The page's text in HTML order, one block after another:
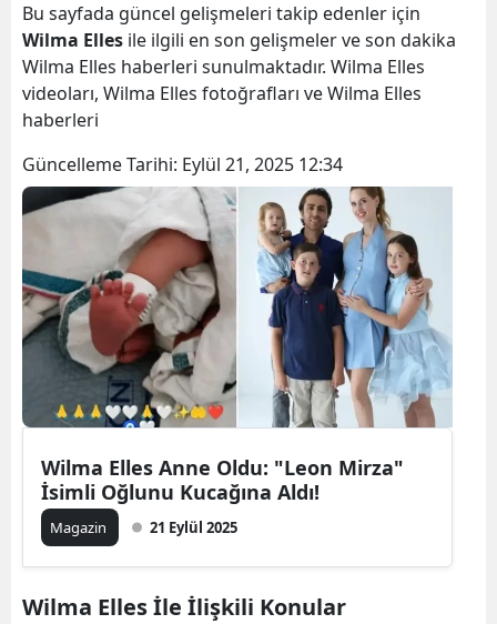
Bu sayfada güncel gelişmeleri takip edenler için
Wilma Elles ile ilgili en son gelişmeler ve son dakika
Wilma Elles haberleri sunulmaktadır. Wilma Elles
videoları, Wilma Elles fotoğrafları ve Wilma Elles
haberleri
Güncelleme Tarihi: Eylül 21, 2025 12:34
Wilma Elles Anne Oldu: "Leon Mirza"
İsimli Oğlunu Kucağına Aldı!
Magazin 21 Eylül 2025
Wilma Elles İle İlişkili Konular